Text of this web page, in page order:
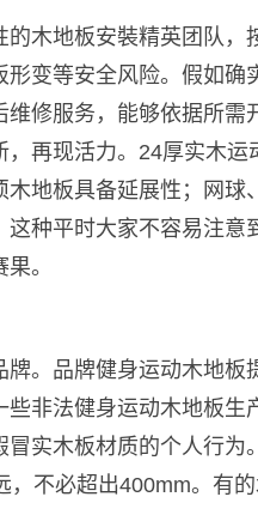
木地板安裝精英团队，
变等安全风险。假如确
修服务，能够依据所需
再现活力。24厚实木运
地板具备延展性；网球
种平时大家不容易注意
。
。品牌健身运动木地板
非法健身运动木地板生
实木板材质的个人行为
，不必超出400mm。有